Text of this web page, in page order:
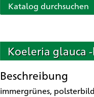
Katalog durchsuchen
Koeleria glauca
Beschreibung
immergrünes,